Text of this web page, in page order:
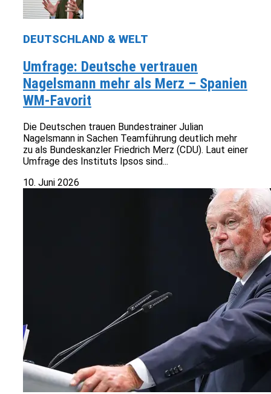
DEUTSCHLAND & WELT
Umfrage: Deutsche vertrauen
Nagelsmann mehr als Merz – Spanien
WM-Favorit
Die Deutschen trauen Bundestrainer Julian
Nagelsmann in Sachen Teamführung deutlich mehr
zu als Bundeskanzler Friedrich Merz (CDU). Laut einer
Umfrage des Instituts Ipsos sind...
10. Juni 2026